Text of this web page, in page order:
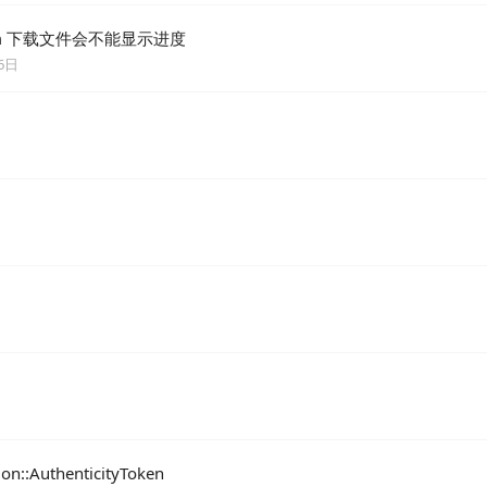
载文件会不能显示进度